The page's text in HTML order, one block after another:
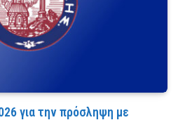
για την πρόσληψη με